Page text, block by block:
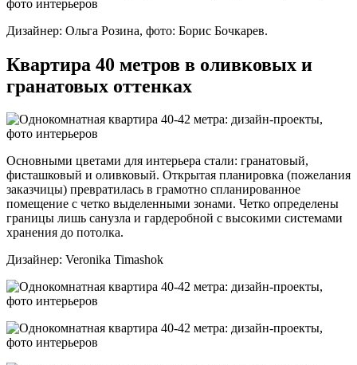
Дизайнер: Ольга Розина, фото: Борис Бочкарев.
Квартира 40 метров в оливковых и
гранатовых оттенках
Основными цветами для интерьера стали: гранатовый,
фисташковый и оливковый. Открытая планировка (пожелания
заказчицы) превратилась в грамотно спланированное
помещение с четко выделенными зонами. Четко определены
границы лишь санузла и гардеробной с высокими системами
хранения до потолка.
Дизайнер: Veronika Timashok